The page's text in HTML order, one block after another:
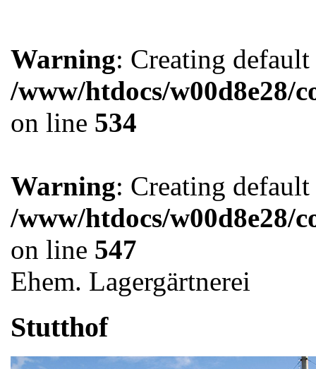
Warning: Creating
/www/htdocs/w00d8e28/
on line 534
Warning: Creating
/www/htdocs/w00d8e28/
on line 547
Ehem. Lagergärtnerei
Stutthof